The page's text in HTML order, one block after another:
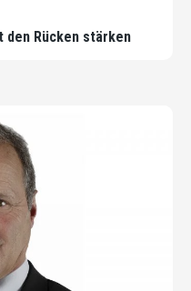
den Rücken stärken